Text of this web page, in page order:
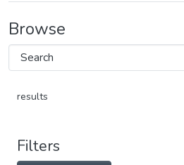
Browse
results
Filters